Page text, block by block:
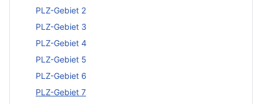
PLZ-Gebiet 2
PLZ-Gebiet 3
PLZ-Gebiet 4
PLZ-Gebiet 5
PLZ-Gebiet 6
PLZ-Gebiet 7